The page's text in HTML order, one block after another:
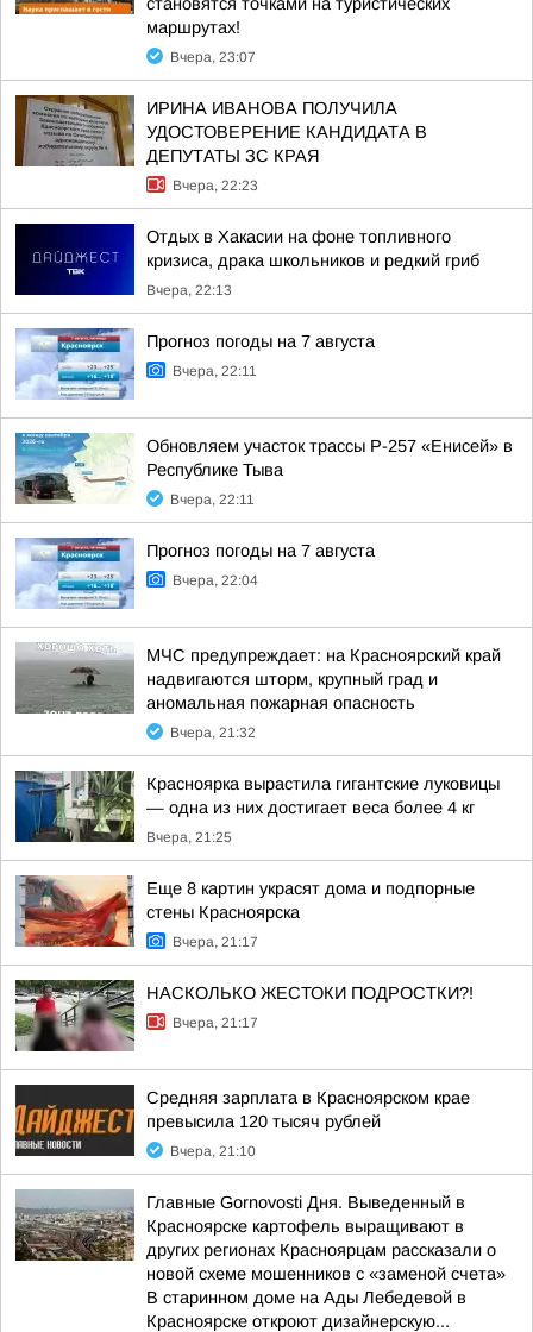
маршрутах!
Вчера, 23:07
ИРИНА ИВАНОВА ПОЛУЧИЛА
УДОСТОВЕРЕНИЕ КАНДИДАТА В
ДЕПУТАТЫ ЗС КРАЯ
Вчера, 22:23
Отдых в Хакасии на фоне топливного
кризиса, драка школьников и редкий гриб
Вчера, 22:13
Прогноз погоды на 7 августа
Вчера, 22:11
Обновляем участок трассы Р-257 «Енисей» в
Республике Тыва
Вчера, 22:11
Прогноз погоды на 7 августа
Вчера, 22:04
МЧС предупреждает: на Красноярский край
надвигаются шторм, крупный град и
аномальная пожарная опасность
Вчера, 21:32
Красноярка вырастила гигантские луковицы
— одна из них достигает веса более 4 кг
Вчера, 21:25
Еще 8 картин украсят дома и подпорные
стены Красноярска
Вчера, 21:17
НАСКОЛЬКО ЖЕСТОКИ ПОДРОСТКИ?!
Вчера, 21:17
Средняя зарплата в Красноярском крае
превысила 120 тысяч рублей
Вчера, 21:10
Главные Gornovosti Дня. Выведенный в
Красноярске картофель выращивают в
других регионах Красноярцам рассказали о
новой схеме мошенников с «заменой счета»
В старинном доме на Ады Лебедевой в
Красноярске откроют дизайнерскую...